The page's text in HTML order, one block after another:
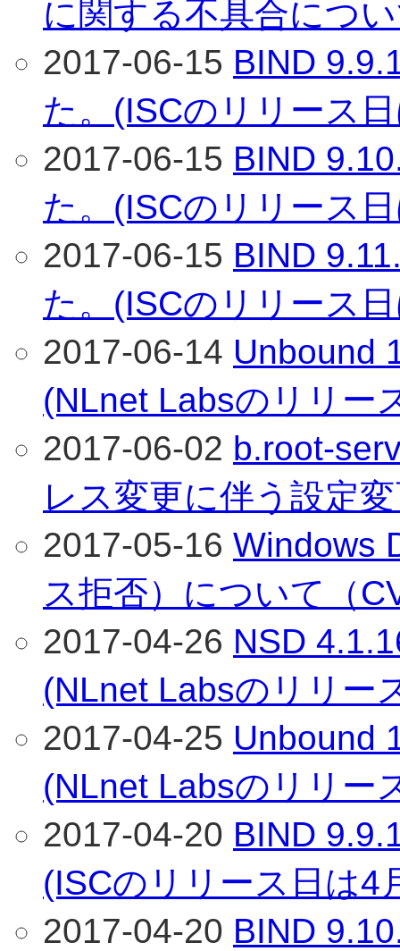
に関する不具合につ
2017-06-15 BIND
た。(ISCのリリース
2017-06-15 BIND
た。(ISCのリリース
2017-06-15 BIND
た。(ISCのリリース
2017-06-14 Unbound
(NLnet Labsのリリー
2017-06-02 b.root-
レス変更に伴う設定
2017-05-16 Windows
ス拒否）について（
2017-04-26 NSD
(NLnet Labsのリリー
2017-04-25 Unbound
(NLnet Labsのリリー
2017-04-20 BIND
(ISCのリリース日は4
2017-04-20 BIND